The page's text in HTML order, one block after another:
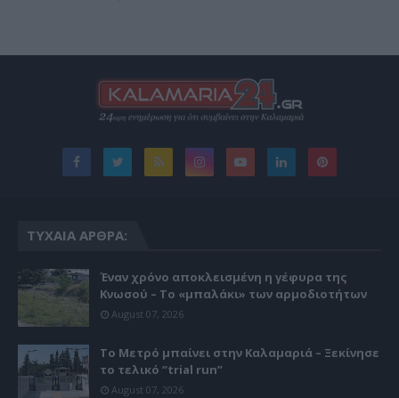
ΤΥΧΑΊΑ ΆΡΘΡΑ:
Έναν χρόνο αποκλεισμένη η γέφυρα της
Κνωσού – Το «μπαλάκι» των αρμοδιοτήτων
August 07, 2026
Το Μετρό μπαίνει στην Καλαμαριά – Ξεκίνησε
το τελικό “trial run”
August 07, 2026